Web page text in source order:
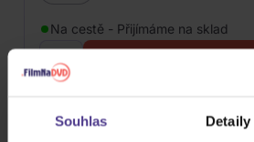
Souhlas Detaily
Na cestě - Přijímáme na sklad